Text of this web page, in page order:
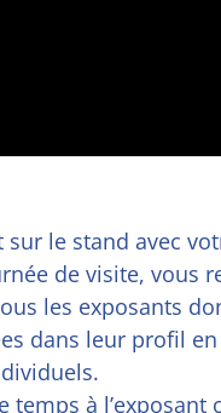
le stand avec
de visite, vous
les exposants
dans leur profil
à l’exposant